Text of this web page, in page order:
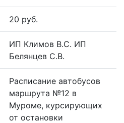
20 руб.
ИП Климов В.С. ИП
Белянцев С.В.
Расписание автобусов
маршрута №12 в
Муроме, курсирующих
от остановки